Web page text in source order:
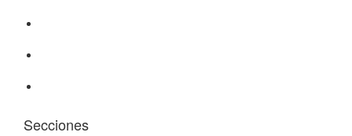
Secciones